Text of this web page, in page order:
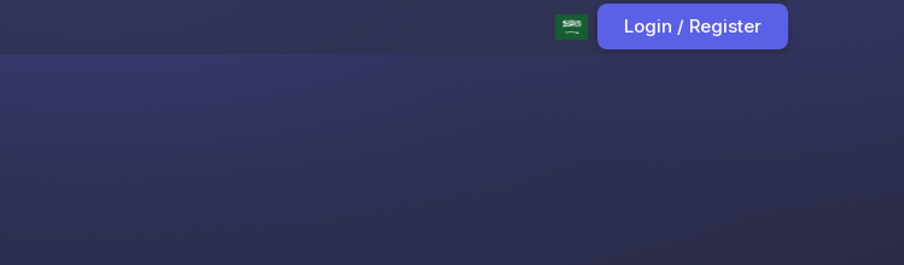
Login / Register